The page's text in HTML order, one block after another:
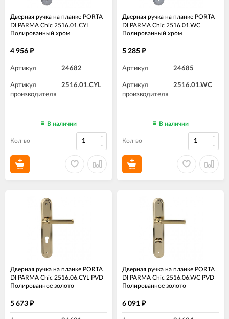
Дверная ручка на планке PORTA
DI PARMA Chic 2516.01.CYL
Полированный хром
4 956 ₽
Артикул 24682
Артикул
производителя
2516.01.CYL
В наличии
Кол-во
Дверная ручка на планке PORTA
DI PARMA Chic 2516.01.WC
Полированный хром
5 285 ₽
Артикул 24685
Артикул
производителя
2516.01.WC
В наличии
Кол-во
Дверная ручка на планке PORTA
DI PARMA Chic 2516.06.CYL PVD
Полированное золото
5 673 ₽
Дверная ручка на планке PORTA
DI PARMA Chic 2516.06.WC PVD
Полированное золото
6 091 ₽